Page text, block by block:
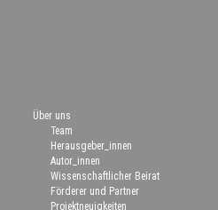
Über uns
Team
Herausgeber_innen
Autor_innen
Wissenschaftlicher Beirat
Förderer und Partner
Projektneuigkeiten